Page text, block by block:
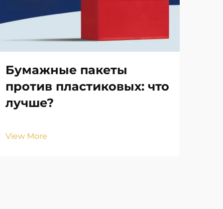
Бумажные пакеты
против пластиковых: что
лучше?
View More